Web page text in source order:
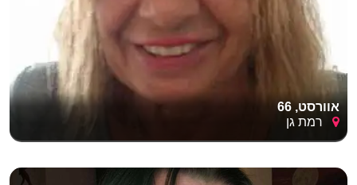
אוורסט, 66
רמת גן